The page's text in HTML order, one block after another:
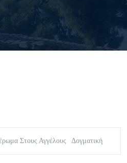
Στους Αγγέλους Δογματική